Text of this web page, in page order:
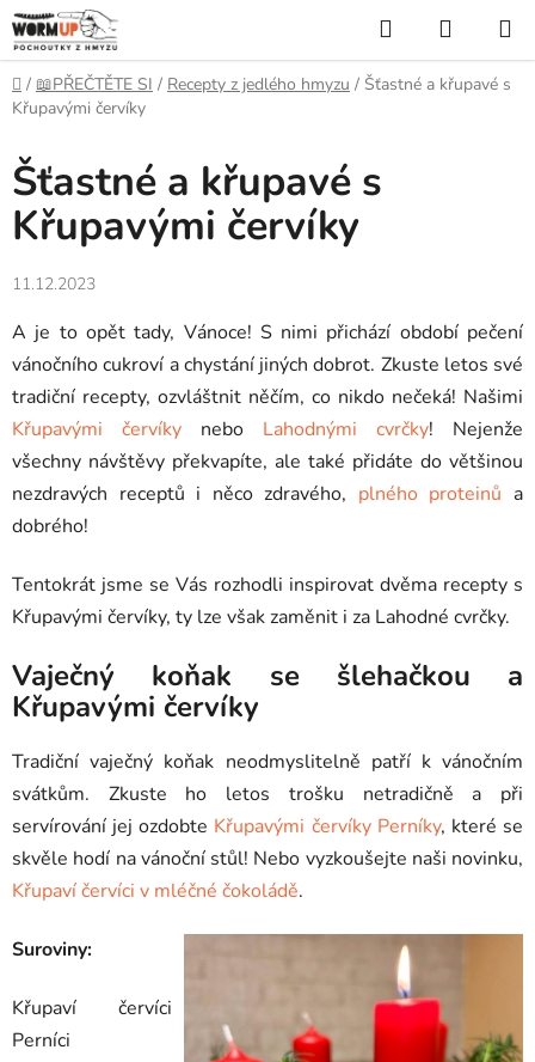
Přejít
na
obsah
Hledat
KOŠÍK
Domů
/ 📖PŘEČTĚTE SI / Recepty z jedlého hmyzu / Šťastné a křupavé s
Křupavými červíky
Šťastné a křupavé s
Křupavými červíky
11.12.2023
A je to opět tady, Vánoce! S nimi přichází období pečení
vánočního cukroví a chystání jiných dobrot. Zkuste letos své
tradiční recepty, ozvláštnit něčím, co nikdo nečeká! Našimi
Křupavými červíky nebo Lahodnými cvrčky! Nejenže
všechny návštěvy překvapíte, ale také přidáte do většinou
nezdravých receptů i něco zdravého, plného proteinů a
dobrého!
Tentokrát jsme se Vás rozhodli inspirovat dvěma recepty s
Křupavými červíky, ty lze však zaměnit i za Lahodné cvrčky.
Vaječný koňak se šlehačkou a
Křupavými červíky
Tradiční vaječný koňak neodmyslitelně patří k vánočním
svátkům. Zkuste ho letos trošku netradičně a při
servírování jej ozdobte Křupavými červíky Perníky, které se
skvěle hodí na vánoční stůl! Nebo vyzkoušejte naši novinku,
Křupaví červíci v mléčné čokoládě.
Suroviny:
Křupaví červíci
Perníci